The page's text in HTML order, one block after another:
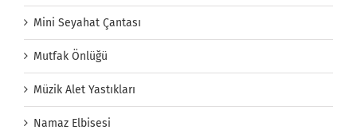
Mini Seyahat Çantası
Mutfak Önlüğü
Müzik Alet Yastıkları
Namaz Elbisesi